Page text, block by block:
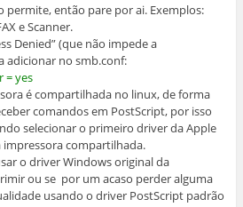
permite, então pare por ai. Exemplos:
e Scanner.
Denied” (que não impede a
adicionar no smb.conf:
= yes
é compartilhada no linux, de forma
comandos em PostScript, por isso
selecionar o primeiro driver da Apple
compartilhada.
o driver Windows original da
ou se por um acaso perder alguma
usando o driver PostScript padrão